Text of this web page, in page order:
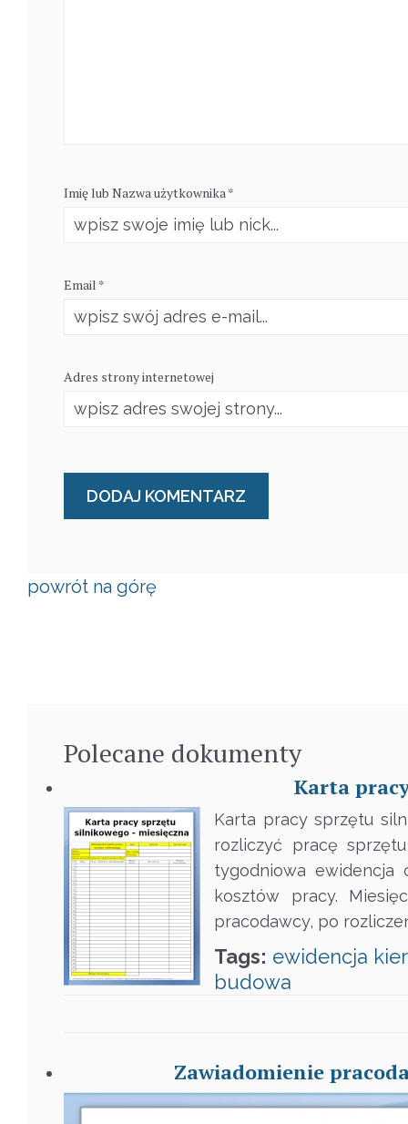
Imię lub Nazwa użytkownika *
Email *
Adres strony internetowej
powrót na górę
Polecane dokumenty
Karta
Karta pracy sprzętu
rozliczyć pracę
tygodniowa ewidencja
kosztów pracy.
pracodawcy, po
Tags: ewidencja
budowa
Zawiadomienie